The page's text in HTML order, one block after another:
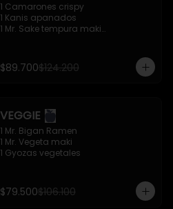
1 Camarones crispy
1 Kanis apanados
1 Mr. Sake tempura maki
$89.700$124.200
VEGGIE
1 Mr. Bigan Ramen
1 Mr. Vegeta maki
1 Gyozas vegetales
$79.500$106.100